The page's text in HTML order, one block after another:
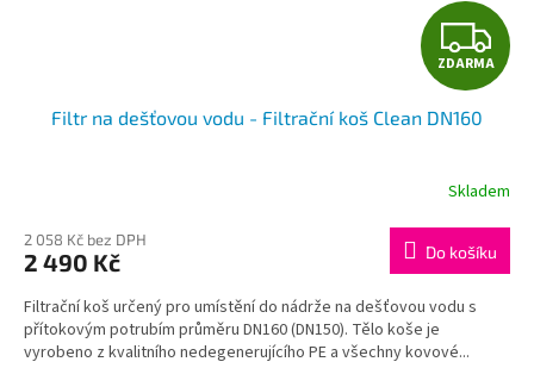
Z
D
R
M
A
ZDARMA
Filtr na dešťovou vodu - Filtrační koš Clean DN160
produktu
je
z
5
hvězdiček.
Skladem
2 058 Kč bez DPH
2 490 Kč Do košíku
Filtrační koš určený pro umístění do nádrže na dešťovou vodu s
přítokovým potrubím průměru DN160 (DN150). Tělo koše je
vyrobeno z kvalitního nedegenerujícího PE a všechny kovové...